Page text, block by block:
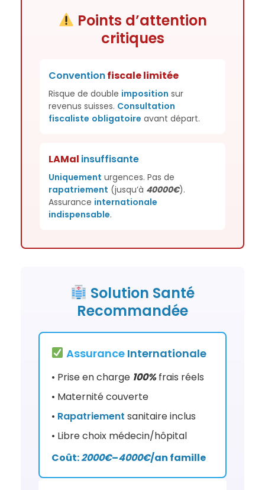
Points d’attention
critiques
Conventionfiscale limitée
Risque de double imposition sur
revenus suisses. Consultation
fiscaliste obligatoire avant départ.
LAMal insuffisante
Uniquement urgences. Pas de
rapatriement (jusqu’à 40000€).
Assurance internationale
indispensable.
Solution Santé
Recommandée
Assurance Internationale
• Prise en charge 100%frais réels
• Maternité couverte
• Rapatriement sanitaire inclus
• Libre choix médecin/hôpital
Coût:2000€–4000€/an famille